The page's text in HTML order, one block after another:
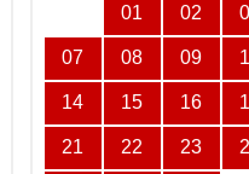
01 02
07 08 09
14 15 16
21 22 23